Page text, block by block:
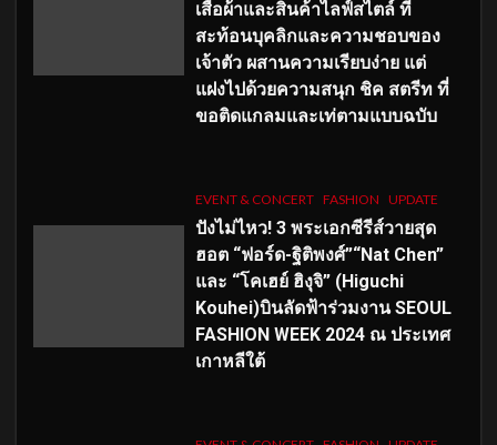
เสื้อผ้าและสินค้าไลฟ์สไตล์ ที่
สะท้อนบุคลิกและความชอบของ
เจ้าตัว ผสานความเรียบง่าย แต่
แฝงไปด้วยความสนุก ชิค สตรีท ที่
ขอติดแกลมและเท่ตามแบบฉบับ
EVENT & CONCERT FASHION UPDATE
ปังไม่ไหว! 3 พระเอกซีรีส์วายสุด
ฮอต “ฟอร์ด-ฐิติพงศ์”“Nat Chen”
และ “โคเฮย์ ฮิงุจิ” (Higuchi
Kouhei)บินลัดฟ้าร่วมงาน SEOUL
FASHION WEEK 2024 ณ ประเทศ
เกาหลีใต้